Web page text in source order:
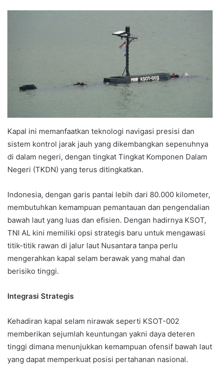
Kapal ini memanfaatkan teknologi navigasi presisi dan
sistem kontrol jarak jauh yang dikembangkan sepenuhnya
di dalam negeri, dengan tingkat Tingkat Komponen Dalam
Negeri (TKDN) yang terus ditingkatkan.
Indonesia, dengan garis pantai lebih dari 80.000 kilometer,
membutuhkan kemampuan pemantauan dan pengendalian
bawah laut yang luas dan efisien. Dengan hadirnya KSOT,
TNI AL kini memiliki opsi strategis baru untuk mengawasi
titik-titik rawan di jalur laut Nusantara tanpa perlu
mengerahkan kapal selam berawak yang mahal dan
berisiko tinggi.
Integrasi Strategis
Kehadiran kapal selam nirawak seperti KSOT-002
memberikan sejumlah keuntungan yakni daya deteren
tinggi dimana menunjukkan kemampuan ofensif bawah laut
yang dapat memperkuat posisi pertahanan nasional.